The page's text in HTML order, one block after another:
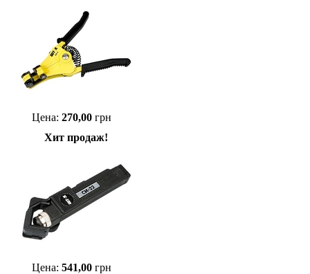
Цена: 270,00 грн
Хит продаж!
Цена: 541,00 грн